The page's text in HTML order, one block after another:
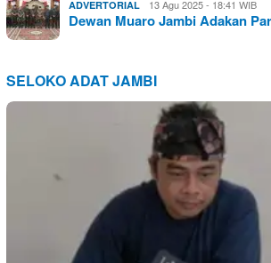
ADVERTORIAL 13 Agu 2025 - 18:41 WIB
Dewan Muaro Jambi Adakan
SELOKO ADAT JAMBI